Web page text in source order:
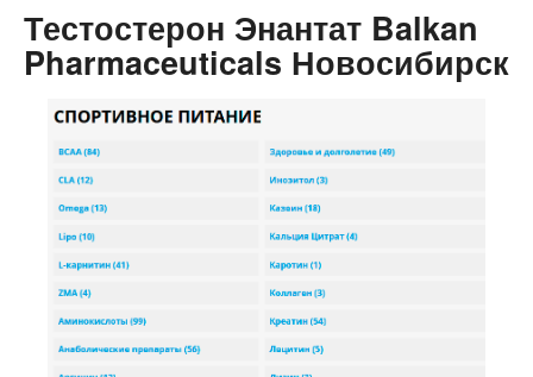
Тестостерон Энантат Balkan
Pharmaceuticals Новосибирск